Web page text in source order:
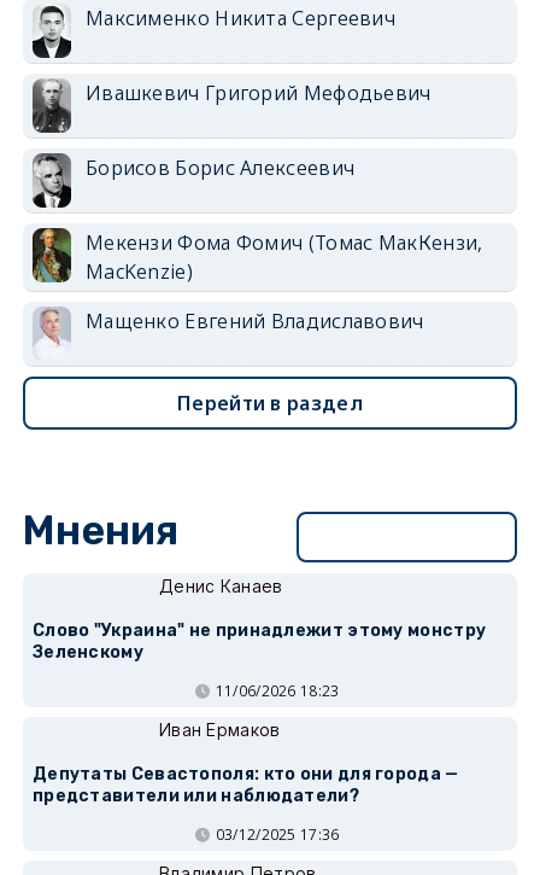
Максименко Никита Сергеевич
Ивашкевич Григорий Мефодьевич
Борисов Борис Алексеевич
Мекензи Фома Фомич (Томас МакКензи,
MacKenzie)
Мащенко Евгений Владиславович
Перейти в раздел
Мнения
Денис Канаев
Слово "Украина" не принадлежит этому монстру
Зеленскому
11/06/2026 18:23
Иван Ермаков
Депутаты Севастополя: кто они для города —
представители или наблюдатели?
03/12/2025 17:36